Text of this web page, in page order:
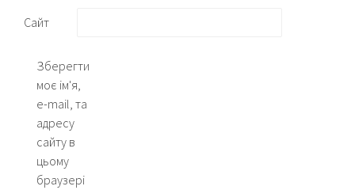
Сайт
Зберегти
моє ім'я,
e-mail, та
адресу
сайту в
цьому
браузері